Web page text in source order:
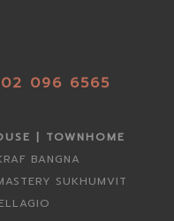
02 096 6565
| TOWNHOME
BANGNA
SUKHUMVIT